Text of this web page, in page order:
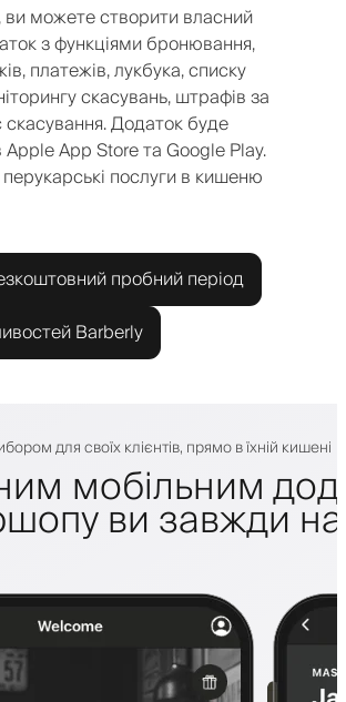
можете створити власний
з функціями бронювання,
платежів, лукбука, списку
скасувань, штрафів за
скасування. Додаток буде
Apple App Store та Google Play.
перукарські послуги в кишеню
пробний період
Barberly
для своїх клієнтів, прямо в їхній кишені
мобільним
ви завжди на